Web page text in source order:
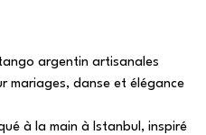
argentin artisanales
mariages, danse et élégance
à la main à Istanbul, inspiré